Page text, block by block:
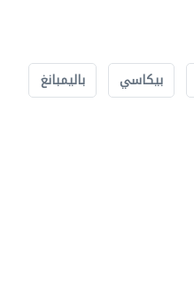
بيكاسي باليمبانغ